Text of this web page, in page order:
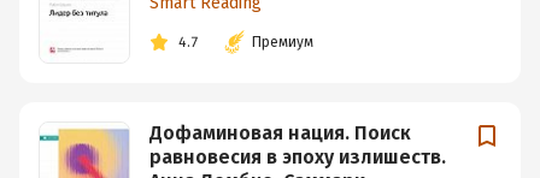
4.7 Премиум
Дофаминовая нация. Поиск
равновесия в эпоху излишеств.